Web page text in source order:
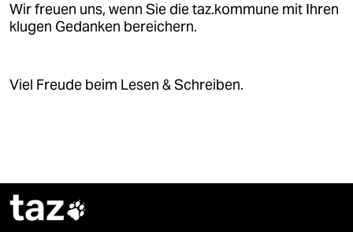
Wir freuen uns, wenn Sie die taz.kommune mit Ihren
klugen Gedanken bereichern.
Viel Freude beim Lesen & Schreiben.
taz